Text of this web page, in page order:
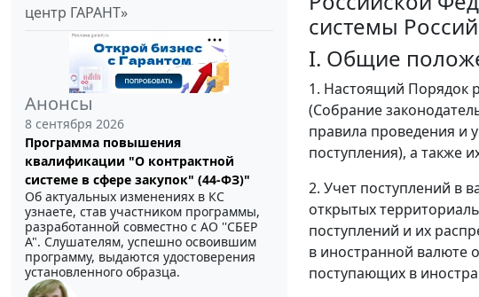
центр ГАРАНТ»
Анонсы
8 сентября 2026
Программа повышения
квалификации "О контрактной
системе в сфере закупок" (44-ФЗ)"
Об актуальных изменениях в КС
узнаете, став участником программы,
разработанной совместно с АО ''СБЕР
А". Слушателям, успешно освоившим
программу, выдаются удостоверения
установленного образца.
системы
I. Общие
1. Настоящий Порядок
(Собрание
правила проведения и
поступления), а также
2. Учет поступлений в
открытых
поступлений и их
в иностранной валюте
поступающих в